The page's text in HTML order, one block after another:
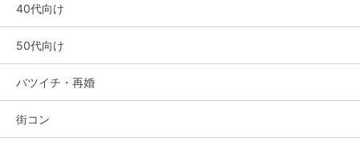
40代向け
50代向け
バツイチ・再婚
街コン